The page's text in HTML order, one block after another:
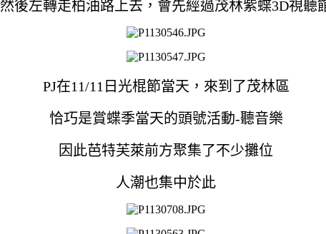
然後左轉走柏油路上去，會先經過茂林紫蝶3D視聽
PJ在11/11日光棍節當天，來到了茂林區
恰巧是賞蝶季當天的頭號活動-聽音樂
因此芭特芙萊前方聚集了不少攤位
人潮也集中於此